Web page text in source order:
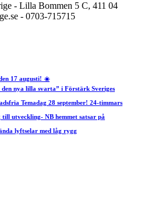
- Lilla Bommen 5 C, 411 04
- 0703-715715
17 augusti! ☀️
nya lilla svarta” i Förstärk Sveriges
Temadag 28 september! 24-timmars
utveckling- NB hemmet satsar på
lyftselar med låg rygg